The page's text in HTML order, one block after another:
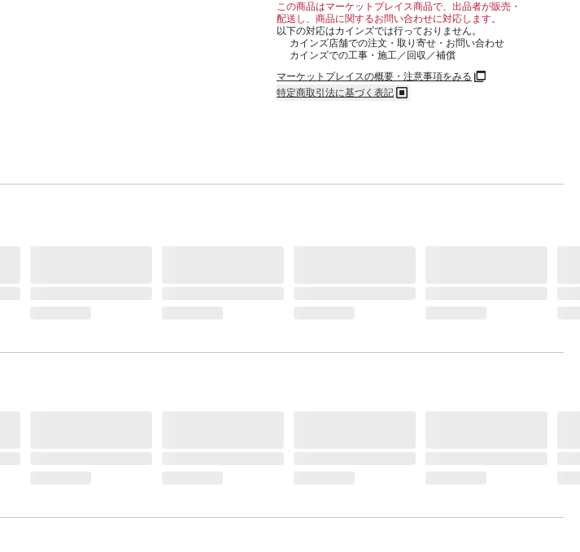
この商品はマーケットプレイス商品で、出品者が販売・
配送し、商品に関するお問い合わせに対応します。
以下の対応はカインズでは行っておりません。
カインズ店舗での注文・取り寄せ・お問い合わせ
カインズでの工事・施工／回収／補償
マーケットプレイスの概要・注意事項をみる
特定商取引法に基づく表記